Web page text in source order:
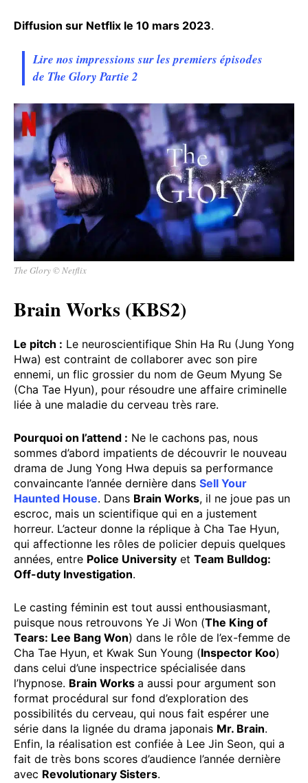
Diffusion sur Netflix le 10 mars 2023.
Lire nos impressions sur les premiers épisodes
de The Glory Partie 2
The Glory © Netflix
Brain Works (KBS2)
Le pitch : Le neuroscientifique Shin Ha Ru (Jung Yong
Hwa) est contraint de collaborer avec son pire
ennemi, un flic grossier du nom de Geum Myung Se
(Cha Tae Hyun), pour résoudre une affaire criminelle
liée à une maladie du cerveau très rare.
Pourquoi on l’attend : Ne le cachons pas, nous
sommes d’abord impatients de découvrir le nouveau
drama de Jung Yong Hwa depuis sa performance
convaincante l’année dernière dans Sell Your
Haunted House. Dans Brain Works, il ne joue pas un
escroc, mais un scientifique qui en a justement
horreur. L’acteur donne la réplique à Cha Tae Hyun,
qui affectionne les rôles de policier depuis quelques
années, entre Police University et Team Bulldog:
Off-duty Investigation.
Le casting féminin est tout aussi enthousiasmant,
puisque nous retrouvons Ye Ji Won (The King of
Tears: Lee Bang Won) dans le rôle de l’ex-femme de
Cha Tae Hyun, et Kwak Sun Young (Inspector Koo)
dans celui d’une inspectrice spécialisée dans
l’hypnose. Brain Works a aussi pour argument son
format procédural sur fond d’exploration des
possibilités du cerveau, qui nous fait espérer une
série dans la lignée du drama japonais Mr. Brain.
Enfin, la réalisation est confiée à Lee Jin Seon, qui a
fait de très bons scores d’audience l’année dernière
avec Revolutionary Sisters.